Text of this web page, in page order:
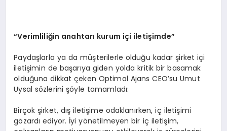
“Verimliliğin anahtarı kurum içi iletişimde”
Paydaşlarla ya da müşterilerle olduğu kadar şirket içi
iletişimin de başarıya giden yolda kritik bir basamak
olduğuna dikkat çeken Optimal Ajans CEO’su Umut
Uysal sözlerini şöyle tamamladı:
Birçok şirket, dış iletişime odaklanırken, iç iletişimi
gözardı ediyor. İyi yönetilmeyen bir iç iletişim,